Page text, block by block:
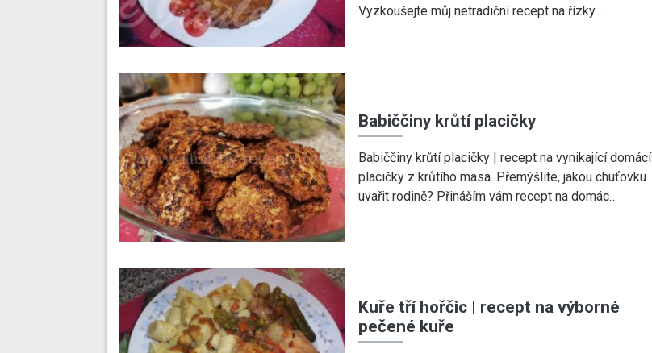
Vyzkoušejte můj netradiční recept na řízky.…
Babiččiny krůtí placičky
Babiččiny krůtí placičky | recept na vynikající domácí
placičky z krůtího masa. Přemýšlíte, jakou chuťovku
uvařit rodině? Přináším vám recept na domác…
Kuře tří hořčic | recept na výborné
pečené kuře